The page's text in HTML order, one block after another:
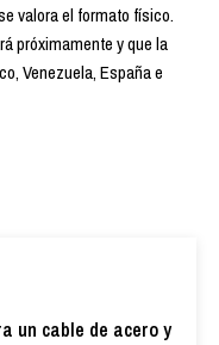
valora el formato físico.
próximamente y que la
Venezuela, España e
un cable de acero y